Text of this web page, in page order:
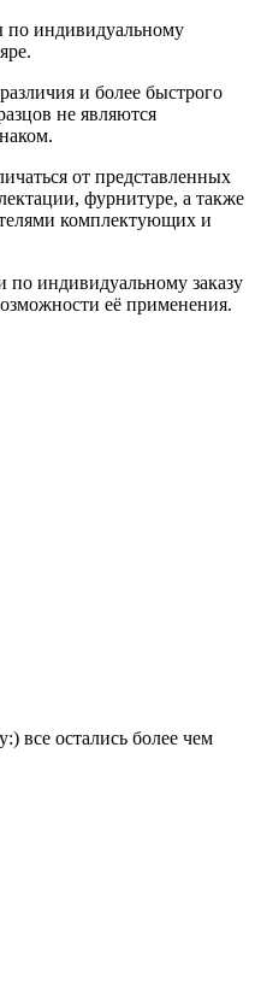
по индивидуальному
и более быстрого
не являются
от представленных
фурнитуре, а также
комплектующих и
индивидуальному заказу
её применения.
все остались более чем